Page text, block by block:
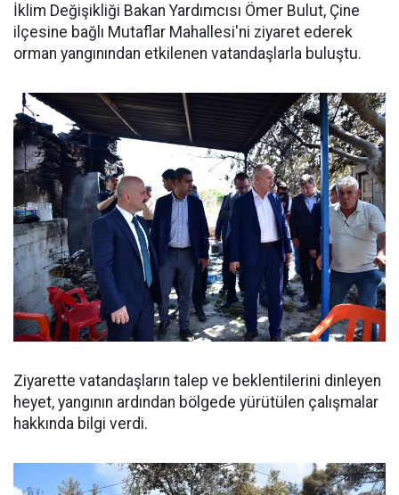
İklim Değişikliği Bakan Yardımcısı Ömer Bulut, Çine
ilçesine bağlı Mutaflar Mahallesi'ni ziyaret ederek
orman yangınından etkilenen vatandaşlarla buluştu.
Ziyarette vatandaşların talep ve beklentilerini dinleyen
heyet, yangının ardından bölgede yürütülen çalışmalar
hakkında bilgi verdi.